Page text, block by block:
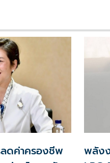
ดค่าครองชีพ
พลัง